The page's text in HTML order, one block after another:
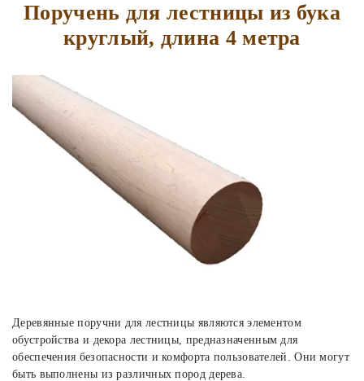
Поручень для лестницы из бука
круглый, длина 4 метра
Деревянные поручни для лестницы являются элементом
обустройства и декора лестницы, предназначенным для
обеспечения безопасности и комфорта пользователей. Они могут
быть выполнены из различных пород дерева.